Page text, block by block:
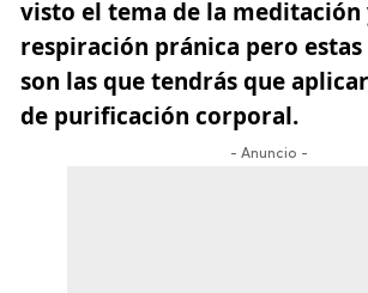
visto el tema de la meditación
respiración pránica pero estas
son las que tendrás que
de purificación corporal.
- Anuncio -